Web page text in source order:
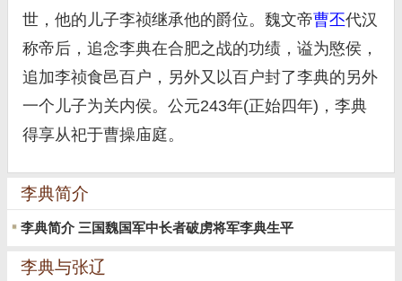
世，他的儿子李祯继承他的爵位。魏文帝曹丕代汉
称帝后，追念李典在合肥之战的功绩，谥为愍侯，
追加李祯食邑百户，另外又以百户封了李典的另外
一个儿子为关内侯。公元243年(正始四年)，李典
得享从祀于曹操庙庭。
李典简介
李典简介 三国魏国军中长者破虏将军李典生平
李典与张辽